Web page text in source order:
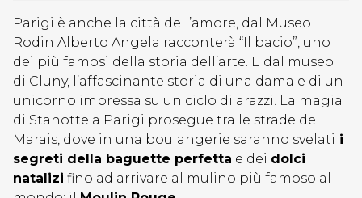
Parigi è anche la città dell’amore, dal Museo
Rodin Alberto Angela racconterà “Il bacio”, uno
dei più famosi della storia dell’arte. E dal museo
di Cluny, l’affascinante storia di una dama e di un
unicorno impressa su un ciclo di arazzi. La magia
di Stanotte a Parigi prosegue tra le strade del
Marais, dove in una boulangerie saranno svelati i
segreti della baguette perfetta e dei dolci
natalizi fino ad arrivare al mulino più famoso al